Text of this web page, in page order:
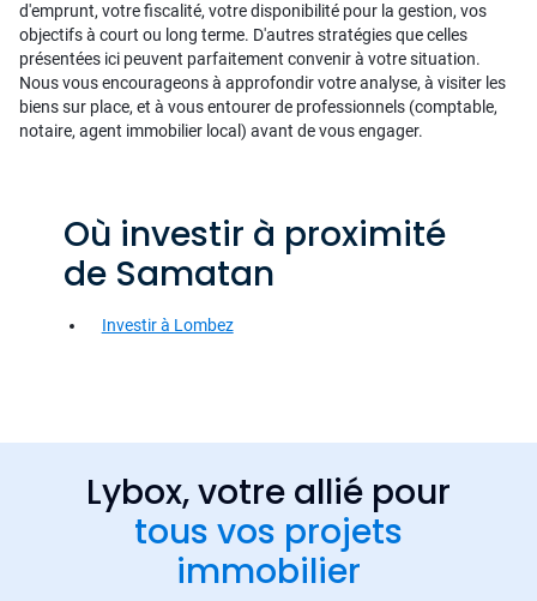
d'emprunt, votre fiscalité, votre disponibilité pour la gestion, vos
objectifs à court ou long terme. D'autres stratégies que celles
présentées ici peuvent parfaitement convenir à votre situation.
Nous vous encourageons à approfondir votre analyse, à visiter les
biens sur place, et à vous entourer de professionnels (comptable,
notaire, agent immobilier local) avant de vous engager.
Où investir à proximité
de Samatan
Investir à Lombez
Lybox, votre allié pour
tous vos projets
immobilier